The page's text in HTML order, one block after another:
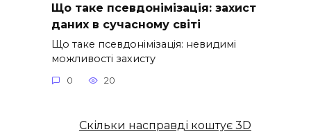
Що таке псевдонімізація: захист
даних в сучасному світі
Що таке псевдонімізація: невидимі
можливості захисту
0 20
Скільки насправді коштує 3D